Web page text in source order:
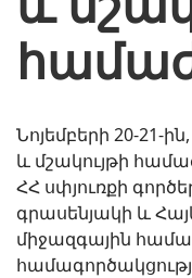
Նոյեմբերի 20-21-
և մշակույթի
ՀՀ սփյուռքի
գրասենյակի և
միջազգային